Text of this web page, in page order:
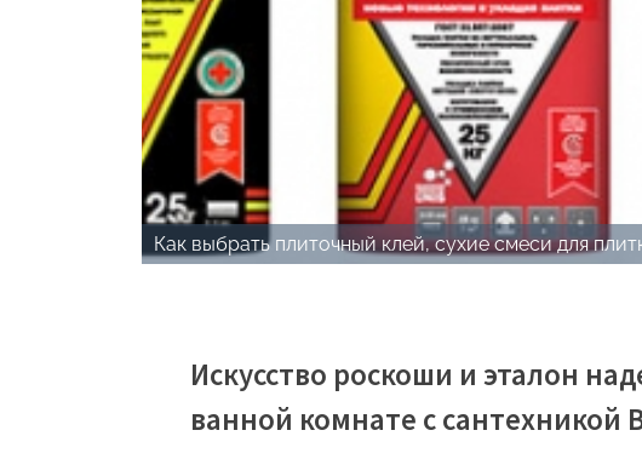
Как выбрать плиточный клей, сухие смеси для
Блог
Искусство роскоши и эталон
ванной комнате с сантехникой